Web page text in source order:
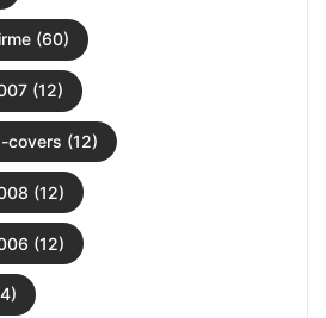
(60)
(12)
(12)
(12)
(12)